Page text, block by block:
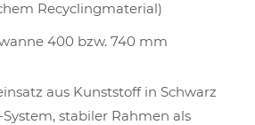
Recyclingmaterial)
400 bzw. 740 mm
aus Kunststoff in Schwarz
stabiler Rahmen als